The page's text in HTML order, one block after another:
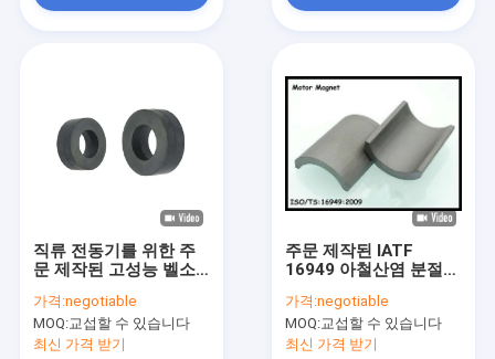
직류 전동기를 위한 주
문 제작된 고성능 벨소
콜 그레이
가격:negotiable
MOQ:교섭할 수 있습니다
최신 가격 받기
주문 제작된 IATF
16949 아철산염 분절
구동전자석
가격:negotiable
MOQ:교섭할 수 있습니다
최신 가격 받기